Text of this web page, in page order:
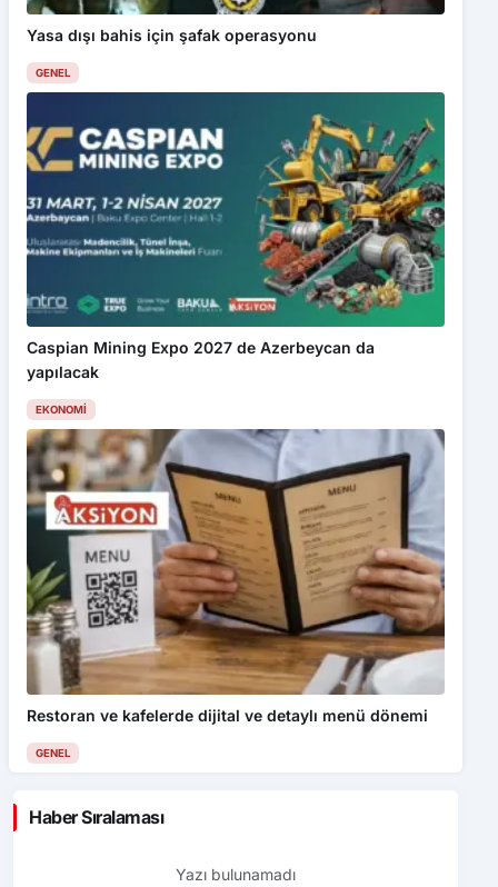
Yasa dışı bahis için şafak operasyonu
GENEL
Caspian Mining Expo 2027 de Azerbeycan da
yapılacak
EKONOMI
Restoran ve kafelerde dijital ve detaylı menü dönemi
GENEL
Haber Sıralaması
Yazı bulunamadı